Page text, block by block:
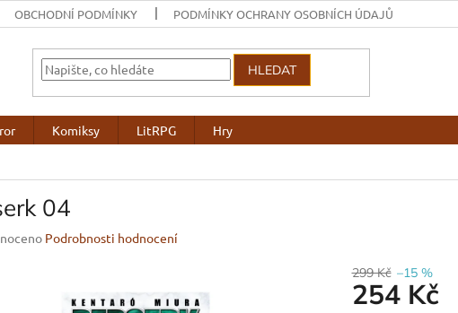
OBCHODNÍ PODMÍNKY PODMÍNKY OCHRANY OSOBNÍCH ÚDAJŮ
HLEDAT
Komiksy LitRPG
Hry
04
Podrobnosti hodnocení
299 Kč –15 %
254 Kč